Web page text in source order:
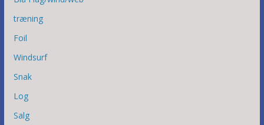
træning
Foil
Windsurf
Snak
Log
Salg